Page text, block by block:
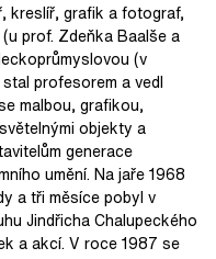
kreslíř, grafik a fotograf,
prof. Zdeňka Baalše a
(v
profesorem a vedl
malbou, grafikou,
objekty a
generace
umění. Na jaře 1968
a tři měsíce pobyl v
Jindřicha Chalupeckého
a akcí. V roce 1987 se